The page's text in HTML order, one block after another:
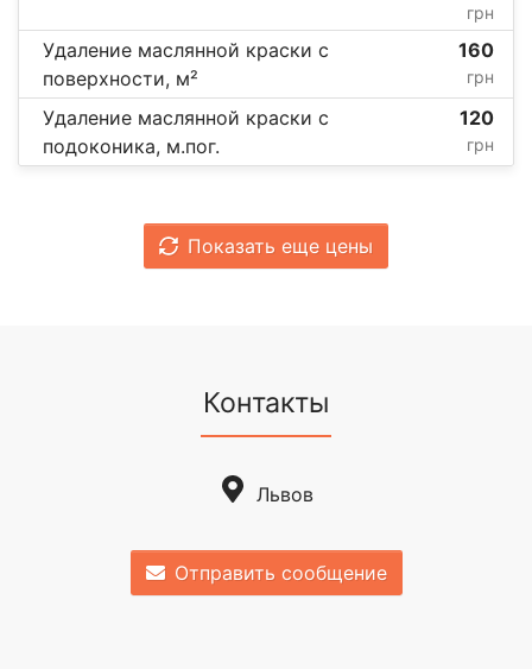
грн
Удаление маслянной краски с
поверхности, м²
160
грн
Удаление маслянной краски с
подоконика, м.пог.
120
грн
Показать еще цены
Контакты
Львов
Отправить сообщение